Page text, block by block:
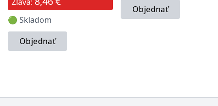
🟢 Skladom
Objednať
Objednať